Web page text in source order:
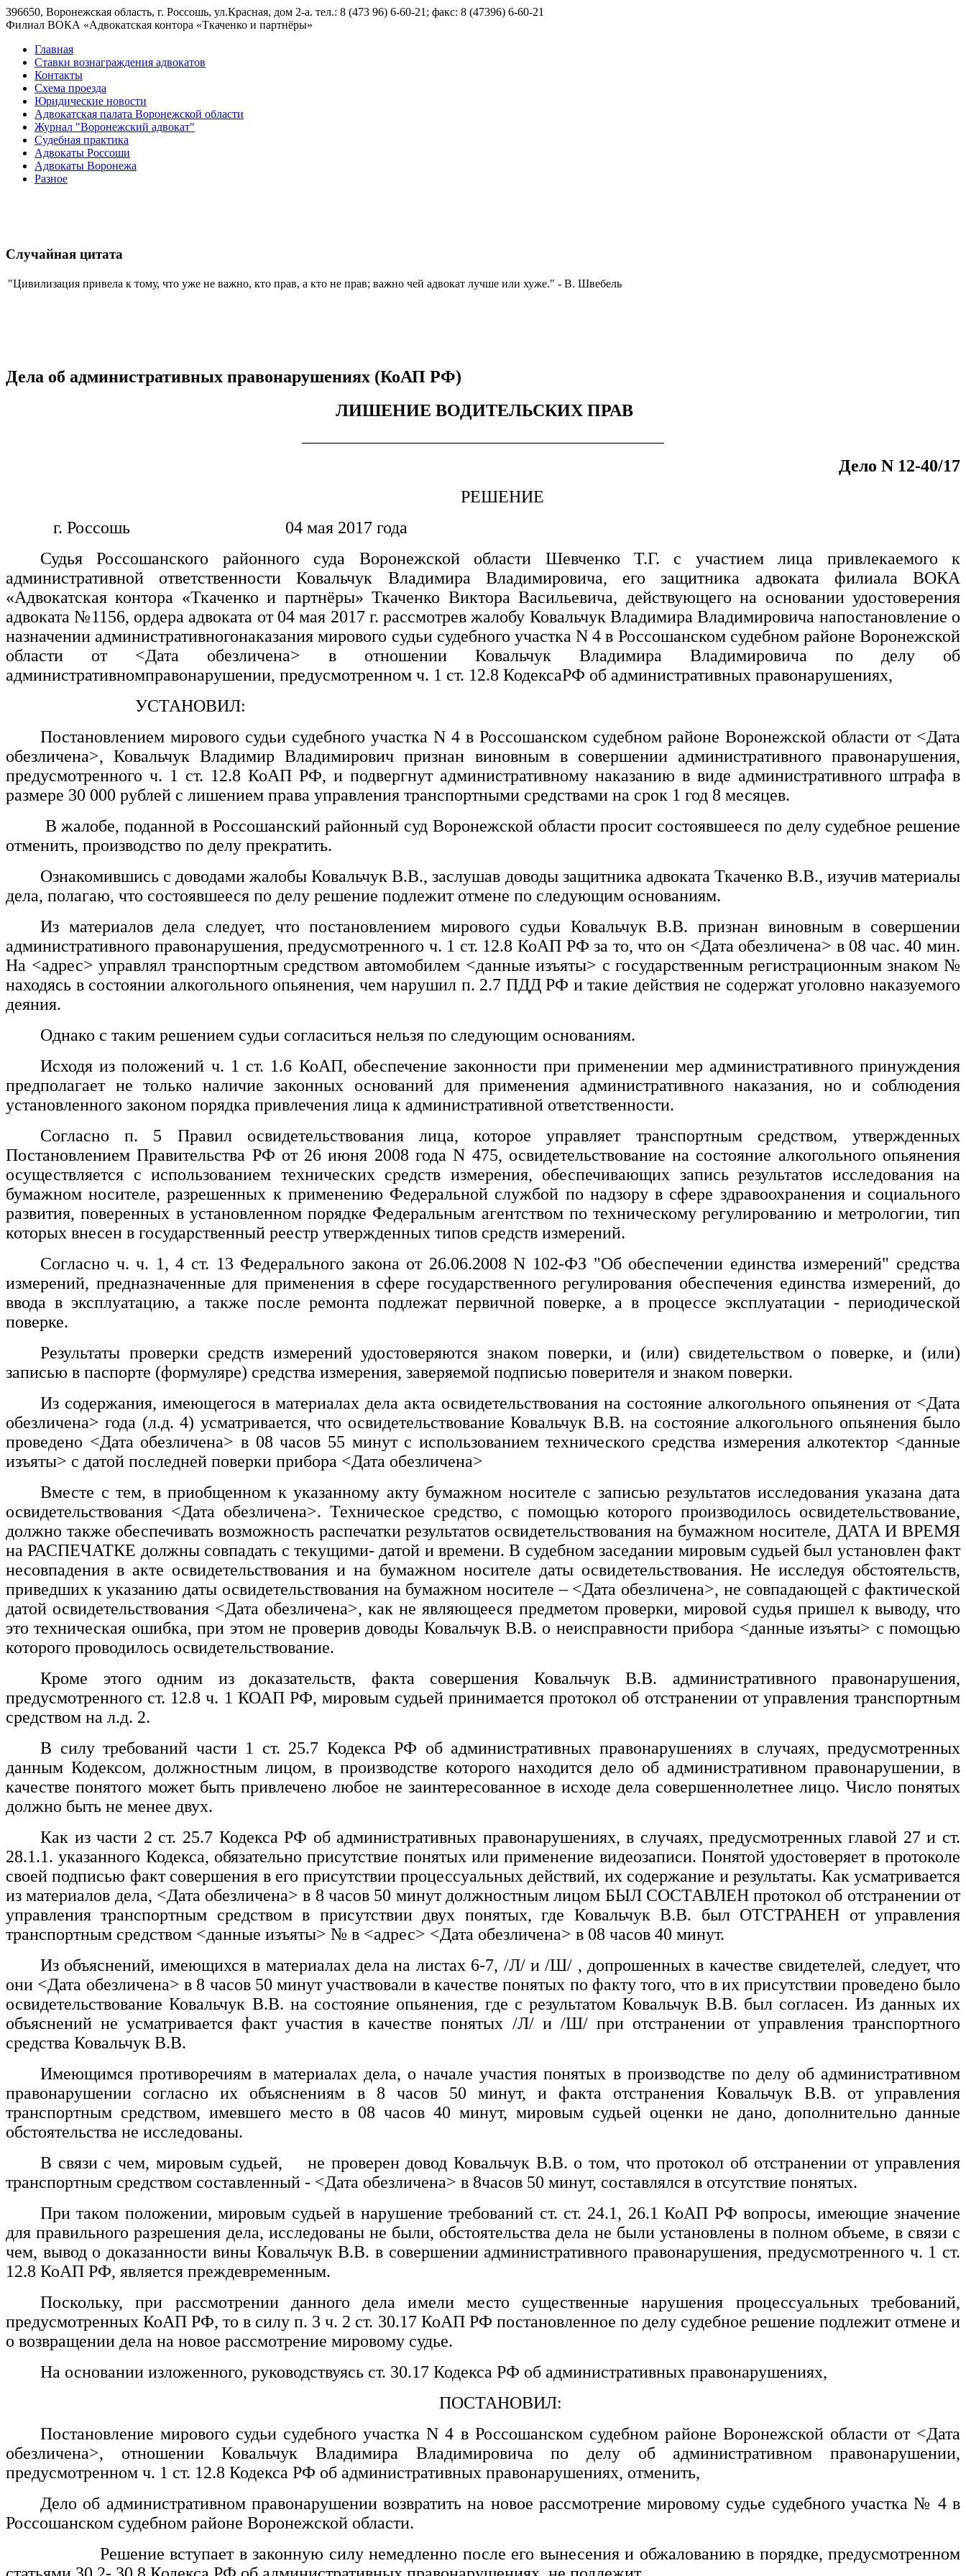
396650, Воронежская область, г. Россошь, ул.Красная, дом 2-а. тел.: 8 (473 96) 6-60-21; факс: 8 (47396) 6-60-21
Филиал ВОКА «Адвокатская контора «Ткаченко и партнёры»
Главная
Ставки вознаграждения адвокатов
Контакты
Схема проезда
Юридические новости
Адвокатская палата Воронежской области
Журнал "Воронежский адвокат"
Судебная практика
Адвокаты Россоши
Адвокаты Воронежа
Разное
Случайная цитата
"Цивилизация привела к тому, что уже не важно, кто прав, а кто не прав; важно чей адвокат лучше или хуже." - В. Швебель
Дела об административных правонарушениях (КоАП РФ)
ЛИШЕНИЕ ВОДИТЕЛЬСКИХ ПРАВ
Дело N 12-40/17
РЕШЕНИЕ
г. Россошь 04 мая 2017 года
Судья Россошанского районного суда Воронежской области Шевченко Т.Г. с участием лица привлекаемого к
административной ответственностиКовальчук Владимира Владимировича, его защитника адвоката филиала ВОКА
«Адвокатская контора «Ткаченко и партнёры» Ткаченко Виктора Васильевича, действующего на основании удостоверения
адвоката№1156, ордераадвоката от 04 мая 2017 г. рассмотрев жалобу Ковальчук Владимира Владимировича напостановление о
назначении административногонаказания мирового судьи судебного участка N 4 в Россошанском судебном районе Воронежской
области от <Дата обезличена> в отношении Ковальчук Владимира Владимировича по делу об
административномправонарушении, предусмотренном ч. 1 ст. 12.8 КодексаРФ об административных правонарушениях,
УСТАНОВИЛ:
Постановлением мирового судьи судебного участка N 4 в Россошанском судебном районе Воронежской области от <Дата
обезличена>,Ковальчук Владимир Владимировичпризнан виновным в совершении административного правонарушения,
предусмотренного ч. 1 ст. 12.8 КоАП РФ, и подвергнут административному наказанию в виде административного штрафа в
размере 30 000 рублей с лишением права управления транспортными средствами на срок 1 год 8 месяцев.
В жалобе, поданной в Россошанский районный суд Воронежской области просит состоявшееся по делу судебное решение
отменить, производство по делу прекратить.
Ознакомившись с доводами жалобы Ковальчук В.В., заслушав доводы защитника адвоката Ткаченко В.В., изучив материалы
дела, полагаю, что состоявшееся по делу решение подлежит отмене по следующим основаниям.
Из материалов дела следует, что постановлением мирового судьи Ковальчук В.В. признан виновным в совершении
административного правонарушения, предусмотренного ч. 1 ст. 12.8 КоАП РФ за то, что он <Дата обезличена> в 08 час. 40 мин.
На <адрес> управлял транспортным средством автомобилем <данные изъяты> с государственным регистрационным знаком№
находясь в состоянии алкогольного опьянения, чем нарушил п. 2.7 ПДД РФ и такие действия не содержат уголовно наказуемого
деяния.
Однако с таким решением судьи согласиться нельзя по следующим основаниям.
Исходя из положений ч. 1 ст. 1.6 КоАП, обеспечение законности при применении мер административного принуждения
предполагает не только наличие законных оснований для применения административного наказания, но и соблюдения
установленного законом порядка привлечения лица к административной ответственности.
Согласно п. 5 Правил освидетельствования лица, которое управляет транспортным средством, утвержденных
Постановлением Правительства РФ от 26 июня 2008 года N 475, освидетельствование на состояние алкогольного опьянения
осуществляется с использованием технических средств измерения, обеспечивающих запись результатов исследования на
бумажном носителе, разрешенных к применению Федеральной службой по надзору в сфере здравоохранения и социального
развития, поверенных в установленном порядке Федеральным агентством по техническому регулированию и метрологии, тип
которых внесен в государственный реестр утвержденных типов средств измерений.
Согласно ч. ч. 1, 4 ст. 13 Федерального закона от 26.06.2008 N 102-ФЗ "Об обеспечении единства измерений" средства
измерений, предназначенные для применения в сфере государственного регулирования обеспечения единства измерений, до
ввода в эксплуатацию, а также после ремонта подлежат первичной поверке, а в процессе эксплуатации - периодической
поверке.
Результаты проверки средств измерений удостоверяются знаком поверки, и (или) свидетельством о поверке, и (или)
записью в паспорте (формуляре) средства измерения, заверяемой подписью поверителя и знаком поверки.
Из содержания, имеющегося в материалах дела акта освидетельствования на состояние алкогольного опьянения от <Дата
обезличена> года (л.д. 4) усматривается, что освидетельствованиеКовальчук В.В.на состояние алкогольного опьянения было
проведено <Дата обезличена> в 08 часов 55 минут с использованием технического средства измерения алкотектор <данные
изъяты> с датой последней поверки прибора <Дата обезличена>
Вместе с тем, в приобщенном к указанному акту бумажном носителе с записью результатов исследования указана дата
освидетельствования <Дата обезличена>. Техническое средство, с помощью которого производилось освидетельствование,
должно также обеспечивать возможность распечатки результатов освидетельствования на бумажном носителе, ДАТА И ВРЕМЯ
на РАСПЕЧАТКЕ должны совпадать с текущими- датой и времени. В судебном заседании мировым судьей был установлен факт
несовпадения в акте освидетельствования и на бумажном носителе даты освидетельствования. Не исследуя обстоятельств,
приведших к указанию даты освидетельствования на бумажном носителе – <Дата обезличена>, не совпадающей с фактической
датой освидетельствования <Дата обезличена>, как не являющееся предметом проверки, мировой судья пришел к выводу, что
это техническая ошибка, при этом не проверив доводы Ковальчук В.В. о неисправности прибора <данные изъяты> с помощью
которого проводилось освидетельствование.
Кроме этого одним из доказательств, факта совершения Ковальчук В.В. административного правонарушения,
предусмотренного ст. 12.8 ч. 1 КОАП РФ, мировым судьей принимается протокол об отстранении от управления транспортным
средством на л.д. 2.
В силу требований части 1 ст. 25.7 Кодекса РФ об административных правонарушениях в случаях, предусмотренных
данным Кодексом, должностным лицом, в производстве которого находится дело об административном правонарушении, в
качестве понятого может быть привлечено любое не заинтересованное в исходе дела совершеннолетнее лицо. Число понятых
должно быть не менее двух.
Как из части 2 ст. 25.7 Кодекса РФ об административных правонарушениях, в случаях, предусмотренных главой 27 и ст.
28.1.1. указанного Кодекса, обязательно присутствие понятых или применение видеозаписи. Понятой удостоверяет в протоколе
своей подписью факт совершения в его присутствии процессуальных действий, их содержание и результаты. Как усматривается
из материалов дела, <Дата обезличена> в 8 часов 50 минут должностным лицом БЫЛ СОСТАВЛЕН протокол об отстранении от
управления транспортным средством в присутствии двух понятых, где Ковальчук В.В. был ОТСТРАНЕН от управления
транспортным средством <данные изъяты> № в <адрес> <Дата обезличена> в 08 часов 40 минут.
Из объяснений, имеющихся в материалах дела на листах 6-7, /Л/ и/Ш/ , допрошенных в качестве свидетелей, следует, что
они <Дата обезличена> в 8 часов 50 минут участвовали в качестве понятых по факту того, что в их присутствии проведено было
освидетельствованиеКовальчук В.В. на состояние опьянения, где с результатомКовальчук В.В. был согласен. Из данных их
объяснений не усматривается факт участия в качестве понятых /Л/ и /Ш/ при отстранении от управления транспортного
средства Ковальчук В.В.
Имеющимся противоречиям в материалах дела, о начале участия понятых в производстве по делу об административном
правонарушении согласно их объяснениям в 8 часов 50 минут, и факта отстранения Ковальчук В.В. от управления
транспортным средством, имевшего место в 08 часов 40 минут, мировым судьей оценки не дано, дополнительно данные
обстоятельства не исследованы.
В связи с чем, мировым судьей, не проверен довод Ковальчук В.В. о том, что протокол об отстранении от управления
транспортным средством составленный - <Дата обезличена> в 8часов 50 минут, составлялся в отсутствие понятых.
При таком положении, мировым судьей в нарушение требований ст. ст. 24.1, 26.1 КоАП РФ вопросы, имеющие значение
для правильного разрешения дела, исследованы не были, обстоятельства дела не были установлены в полном объеме, в связи с
чем, вывод о доказанности вины Ковальчук В.В.в совершении административного правонарушения, предусмотренного ч. 1 ст.
12.8 КоАП РФ, является преждевременным.
Поскольку, при рассмотрении данного дела имели место существенные нарушения процессуальных требований,
предусмотренных КоАП РФ, то в силу п. 3 ч. 2 ст. 30.17 КоАП РФ постановленное по делу судебное решение подлежит отмене и
о возвращении дела на новое рассмотрение мировому судье.
На основании изложенного, руководствуясь ст. 30.17 Кодекса РФ об административных правонарушениях,
ПОСТАНОВИЛ:
Постановление мирового судьи судебного участка N 4 в Россошанском судебном районе Воронежской области от <Дата
обезличена>, отношенииКовальчук Владимира Владимировичапо делу об административном правонарушении,
предусмотренном ч. 1 ст. 12.8 Кодекса РФ об административных правонарушениях, отменить,
Дело об административном правонарушении возвратить на новое рассмотрение мировому судье судебного участка № 4 в
Россошанском судебном районе Воронежской области.
Решение вступает в законную силу немедленно после его вынесения и обжалованию в порядке, предусмотренном